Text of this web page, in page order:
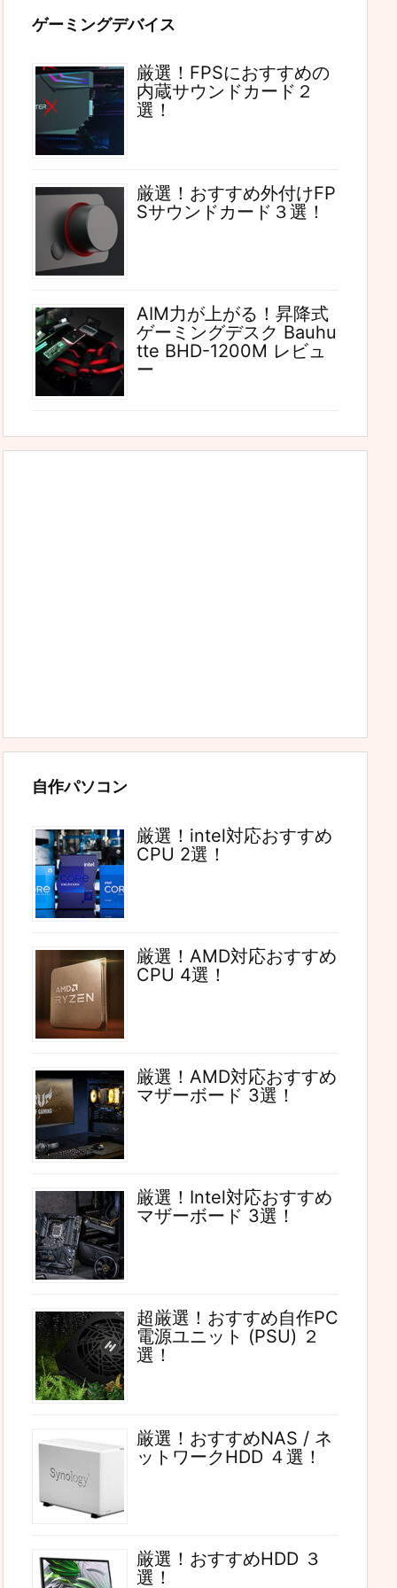
ゲーミングデバイス
厳選！FPSにおすすめの
内蔵サウンドカード２
選！
厳選！おすすめ外付けFP
Sサウンドカード３選！
AIM力が上がる！昇降式
ゲーミングデスク Bauhu
tte BHD-1200M レビュ
ー
自作パソコン
厳選！intel対応おすすめ
CPU 2選！
厳選！AMD対応おすすめ
CPU 4選！
厳選！AMD対応おすすめ
マザーボード 3選！
厳選！Intel対応おすすめ
マザーボード 3選！
超厳選！おすすめ自作PC
電源ユニット (PSU) ２
選！
厳選！おすすめNAS / ネ
ットワークHDD ４選！
厳選！おすすめHDD ３
選！